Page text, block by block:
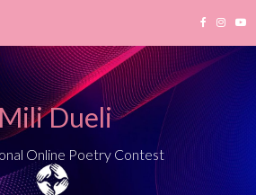
Mili Dueli
Online Poetry Contest